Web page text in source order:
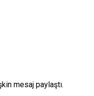
mesaj paylaştı.